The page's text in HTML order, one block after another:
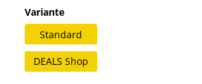
Variante
Standard
DEALS Shop